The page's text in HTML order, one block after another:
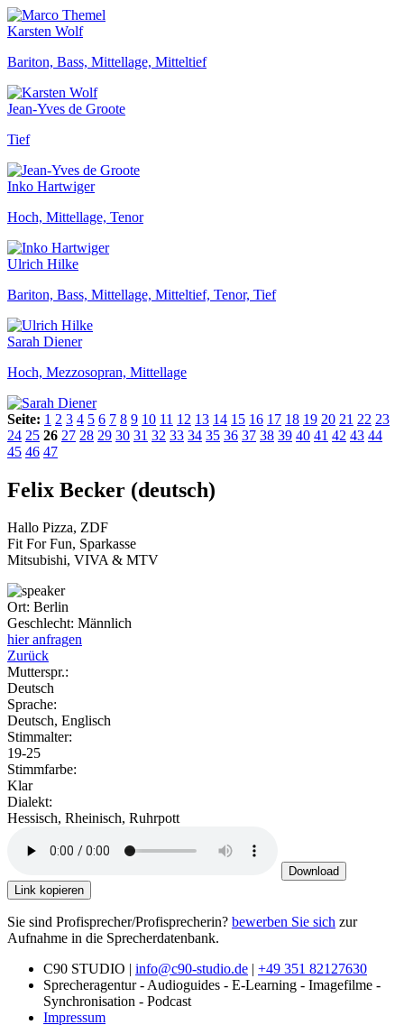
Karsten Wolf
Bariton, Bass, Mittellage, Mitteltief
Jean-Yves de Groote
Tief
Inko Hartwiger
Hoch, Mittellage, Tenor
Ulrich Hilke
Bariton, Bass, Mittellage, Mitteltief, Tenor, Tief
Sarah Diener
Hoch, Mezzosopran, Mittellage
Seite: 1 2 3 4 5 6 7 8 9 10 11 12 13 14 15 16 17 18 19 20 21 22 23
24 25 26 27 28 29 30 31 32 33 34 35 36 37 38 39 40 41 42 43 44
45 46 47
Felix Becker (deutsch)
Hallo Pizza, ZDF
Fit For Fun, Sparkasse
Mitsubishi, VIVA & MTV
Ort: Berlin
Geschlecht: Männlich
hier anfragen
Zurück
Mutterspr.:
Deutsch
Sprache:
Deutsch, Englisch
Stimmalter:
19-25
Stimmfarbe:
Klar
Dialekt:
Hessisch, Rheinisch, Ruhrpott
Download
Link kopieren
Sie sind Profisprecher/Profisprecherin? bewerben Sie sich zur
Aufnahme in die Sprecherdatenbank.
C90 STUDIO | info@c90-studio.de | +49 351 82127630
Sprecheragentur - Audioguides - E-Learning - Imagefilme -
Synchronisation - Podcast
Impressum